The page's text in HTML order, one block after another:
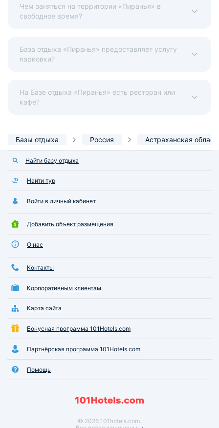
Чем заняться на территории «Пиранья» в
свободное время?
База отдыха «Пиранья» предоставляет услугу
парковки?
На Базе отдыха «Пиранья» есть ресторан или
кафе?
Базы отдыха Россия Астраханская
Найти базу отдыха
Найти тур
Войти в личный кабинет
Добавить объект размещения
О нас
Контакты
Корпоративным клиентам
Карта сайта
Бонусная программа 101Hotels.com
Партнёрская программа 101Hotels.com
Помощь
© 2026 101hotels.com.